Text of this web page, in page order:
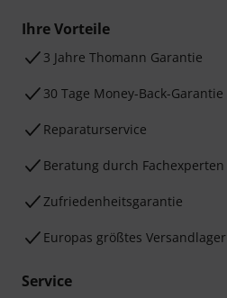
Ihre Vorteile
3 Jahre Thomann Garantie
30 Tage Money-Back-Garantie
Reparaturservice
Beratung durch Fachexperten
Zufriedenheitsgarantie
Europas größtes Versandlager
Service